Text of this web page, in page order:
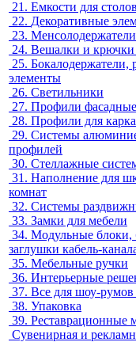
21. Емкости для
22. Декоративные
23. Менсолодержатели
24. Вешалки и
25. Бокалодержатели,
элементы
26. Светильники
27. Профили
28. Профили для
29. Системы
профилей
30. Стеллажные
31. Наполнение для
комнат
32. Системы
33. Замки для мебели
34. Модульные блоки,
заглушки кабель-
35. Мебельные ручки
36. Интерьерные
37. Все для шоу-румов
38. Упаковка
39. Реставрационные
Сувенирная и